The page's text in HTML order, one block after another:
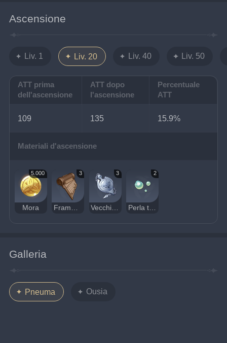
Ascensione
Liv. 1 Liv. 20 Liv. 40 Liv. 50
ATT prima
dell'ascensione
ATT dopo
l'ascensione
Percentuale
ATT
109 135 15.9%
Materiali d'ascensione
5.000
Mora
3
Frammento di un antico accordo
3
Vecchio orologio da operativo
2
Perla transoceanica
Galleria
Pneuma Ousia